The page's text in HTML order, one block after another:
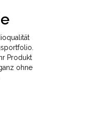
Produkt
ohne